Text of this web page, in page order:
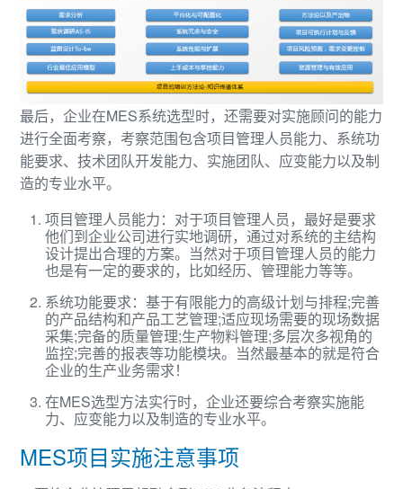
最后，企业在MES系统选型时，还需要对实施顾问的能力
进行全面考察，考察范围包含项目管理人员能力、系统功
能要求、技术团队开发能力、实施团队、应变能力以及制
造的专业水平。
项目管理人员能力：对于项目管理人员，最好是要求
他们到企业公司进行实地调研，通过对系统的主结构
设计提出合理的方案。当然对于项目管理人员的能力
也是有一定的要求的，比如经历、管理能力等等。
系统功能要求：基于有限能力的高级计划与排程;完善
的产品结构和产品工艺管理;适应现场需要的现场数据
采集;完备的质量管理;生产物料管理;多层次多视角的
监控;完善的报表等功能模块。当然最基本的就是符合
企业的生产业务需求！
在MES选型方法实行时，企业还要综合考察实施能
力、应变能力以及制造的专业水平。
MES项目实施注意事项